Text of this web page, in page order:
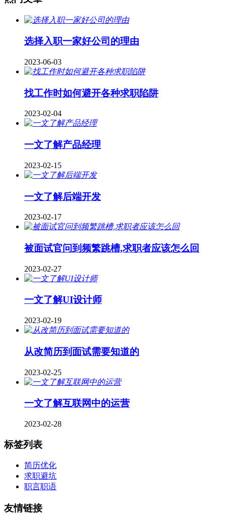
选择入职一家好公司的理由
2023-06-03
找工作时如何避开各种求职陷阱
2023-02-04
一文了解产品经理
2023-02-15
一文了解后端开发
2023-02-17
被面试官问到频繁跳槽,求职者应该怎么回
2023-02-27
一文了解UI设计师
2023-02-19
从改简历到面试需要知道的
2023-02-25
一文了解互联网中的运营
2023-02-28
标签列表
简历优化
求职避坑
职言职语
友情链接